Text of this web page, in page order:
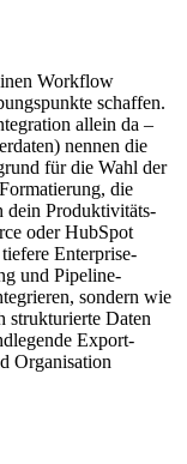
Workflow
schaffen.
allein da –
nennen die
für die Wahl der
die
dein Produktivitäts-
oder HubSpot
Enterprise-
und Pipeline-
sondern wie
strukturierte Daten
Export-
Organisation